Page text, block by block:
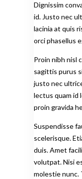
Dignissim
id. Justo nec
lacinia at quis
orci phasellus
Proin nibh nisl
sagittis purus
justo nec
lectus quam id
proin gravida
Suspendisse
scelerisque.
duis. Amet
volutpat. Nisi
molestie nunc.